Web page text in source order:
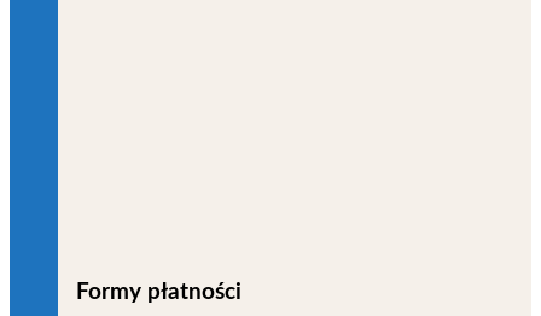
Formy płatności